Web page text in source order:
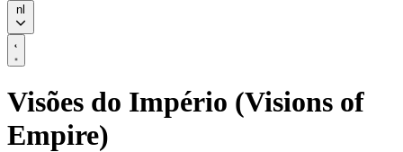
nl
Visões do Império (Visions of
Empire)